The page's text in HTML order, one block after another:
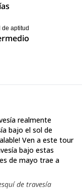
de aptitud
realmente
bajo el sol de
Ven a este tour
bajo estas
de mayo trae a
de travesía